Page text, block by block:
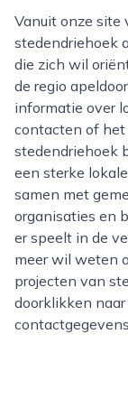
Vanuit onze site verwijzen wij graag naar
stedendriehoek
die zich wil
de regio
informatie over
contacten of
stedendriehoek
een sterke
samen met
organisaties en
er speelt in de
meer wil weten
projecten van
doorklikken